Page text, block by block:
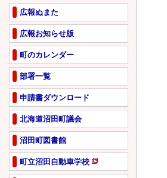
す
ペ
ジ
開
ま
広報ぬまた
広報お知らせ版
町のカレンダー
部署一覧
申請書ダウンロード
北海道沼田町議会
沼田町図書館
町立沼田自動車学校
新